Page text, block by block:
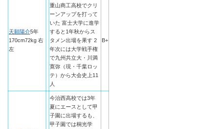
天願陽介5年
170cm72kg 右
左
重山商工高校でクリ
ーンアップを打って
いた 富士大学に進学
すると1年秋からス
タメン出場を果す 2
年次には大学戦手権
で九州共立大・川満
寛弥（現・千葉ロッ
テ）から大会史上11
人
B+
今治西高校では3年
夏にエースとして甲
子園に出場するも、
甲子園では桐光学